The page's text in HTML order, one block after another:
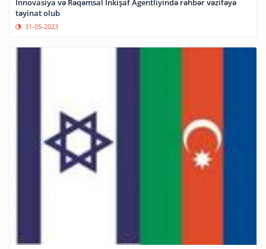
İnnovasiya və Rəqəmsal İnkişaf Agentliyində rəhbər vəzifəyə
təyinat olub
31-05-2023